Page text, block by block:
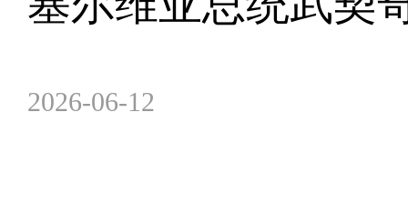
2026-06-12